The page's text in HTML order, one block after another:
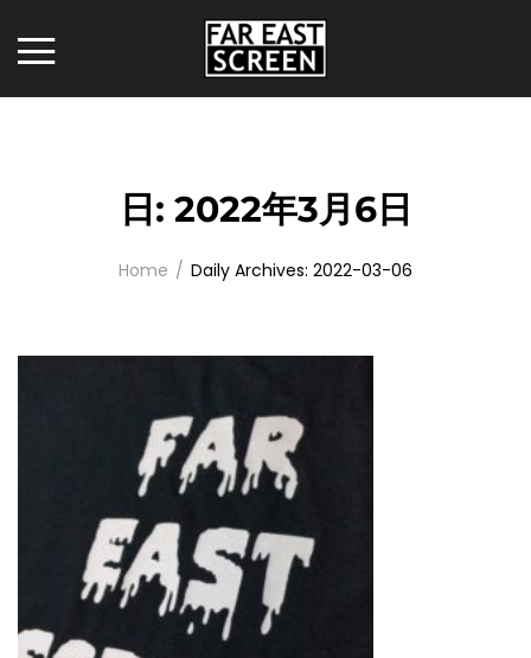
日: 2022年3月6日
Home Daily Archives: 2022-03-06